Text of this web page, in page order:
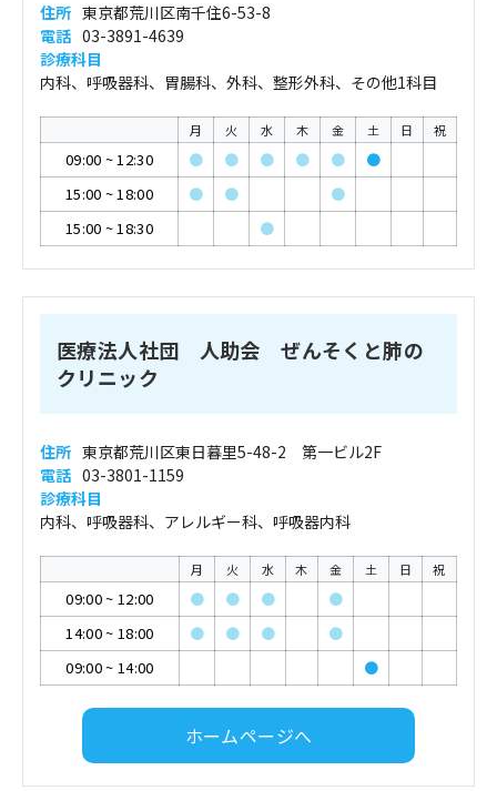
住所 東京都荒川区南千住6-53-8
電話 03-3891-4639
診療科目
内科、呼吸器科、胃腸科、外科、整形外科、その他1科目
月 火 水 木 金 土 日 祝
09:00 ~12:30 ● ● ● ● ●
●
15:00 ~18:00 ● ●
●
15:00 ~18:30 ●
医療法人社団 人助会 ぜんそくと肺の
クリニック
住所 東京都荒川区東日暮里5-48-2 第一ビル2F
電話 03-3801-1159
診療科目
内科、呼吸器科、アレルギー科、呼吸器内科
月 火 水 木 金 土 日 祝
09:00~ 12:00 ● ● ●
●
14:00~ 18:00 ● ● ●
●
09:00~ 14:00 ●
ホームページへ